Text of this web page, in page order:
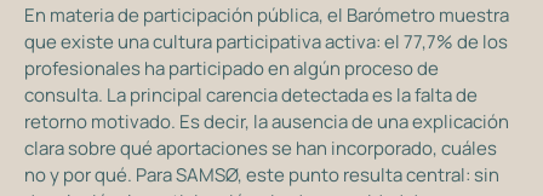
En materia de participación pública, el Barómetro muestra
que existe una cultura participativa activa: el 77,7% de los
profesionales ha participado en algún proceso de
consulta. La principal carencia detectada es la falta de
retorno motivado. Es decir, la ausencia de una explicación
clara sobre qué aportaciones se han incorporado, cuáles
no y por qué. Para SAMSØ, este punto resulta central: sin